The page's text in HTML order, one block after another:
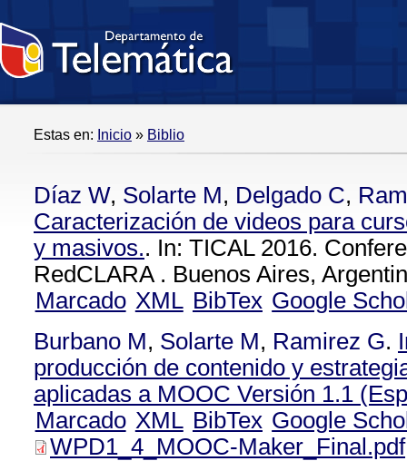
Estas en: Inicio » Biblio
Díaz W, Solarte M, Delgado C,
Caracterización de videos para
y masivos.. In: TICAL 2016.
RedCLARA . Buenos Aires,
Marcado XML BibTex Google
Burbano M, Solarte M, Ramirez G.
producción de contenido y
aplicadas a MOOC Versión 1.1
Marcado XML BibTex Google
WPD1_4_MOOC-Maker_Final.pdf